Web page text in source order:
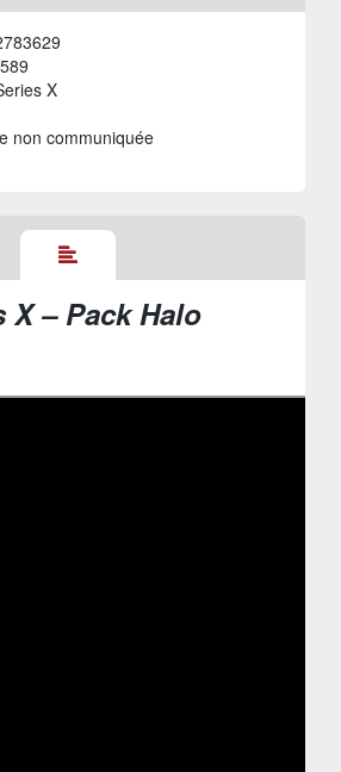
X
non communiquée
X – Pack Halo